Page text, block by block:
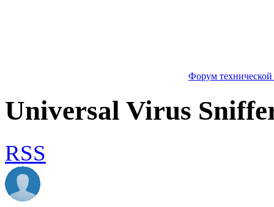
Форум
Universal Virus
RSS